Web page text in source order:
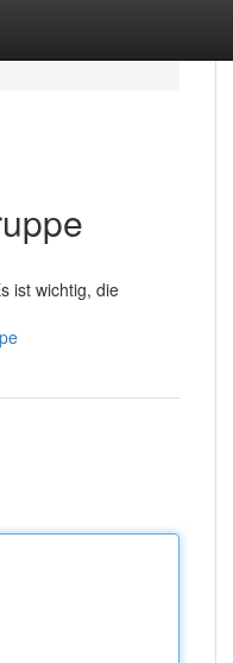
ist wichtig, die